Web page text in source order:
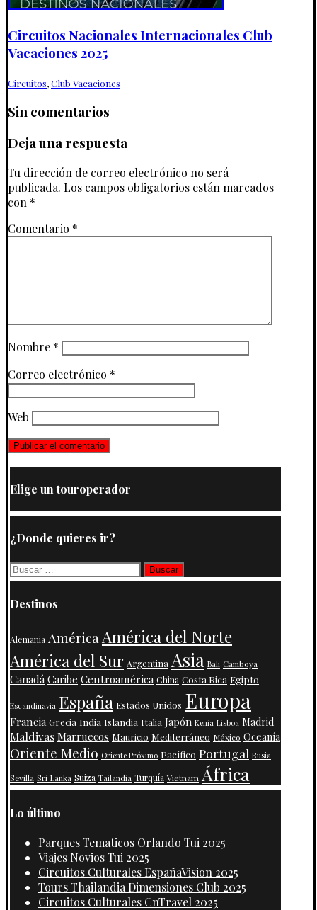
Circuitos Nacionales Internacionales Club
Vacaciones 2025
Circuitos,Club Vacaciones
Sin comentarios
Deja una respuesta
Tu dirección de correo electrónico no será
publicada. Los campos obligatorios están marcados
con *
Comentario *
Nombre *
Correo electrónico *
Web
Elige un touroperador
¿Donde quieres ir?
Buscar:
Destinos
Alemania AméricaAmérica del Norte
América del Sur Argentina Asia Bali Camboya
Canadá Caribe Centroamérica China Costa Rica Egipto
Escandinavia España Estados Unidos Europa
Francia Grecia India Islandia Italia Japón Kenia Lisboa Madrid
Maldivas Marruecos Mauricio Mediterráneo México Oceanía
Oriente Medio Oriente Próximo Pacífico Portugal Rusia
Sevilla Sri Lanka Suiza Tailandia Turquía Vietnam África
Lo último
Parques Tematicos Orlando Tui 2025
Viajes Novios Tui 2025
Circuitos Culturales EspañaVision 2025
Tours Thailandia Dimensiones Club 2025
Circuitos Culturales CnTravel 2025